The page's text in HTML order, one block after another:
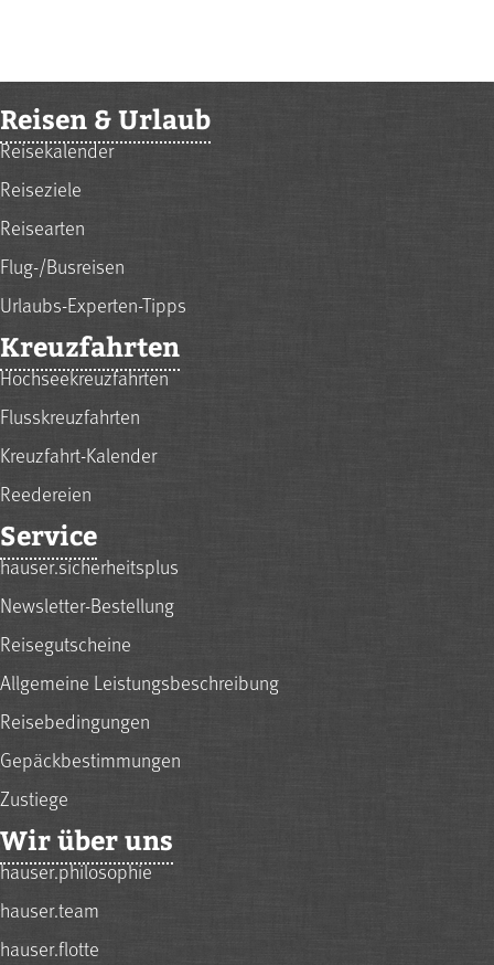
Reisen & Urlaub
Reisekalender
Reiseziele
Reisearten
Flug-/Busreisen
Urlaubs-Experten-Tipps
Kreuzfahrten
Hochseekreuzfahrten
Flusskreuzfahrten
Kreuzfahrt-Kalender
Reedereien
Service
hauser.sicherheitsplus
Newsletter-Bestellung
Reisegutscheine
Allgemeine Leistungsbeschreibung
Reisebedingungen
Gepäckbestimmungen
Zustiege
Wir über uns
hauser.philosophie
hauser.team
hauser.flotte